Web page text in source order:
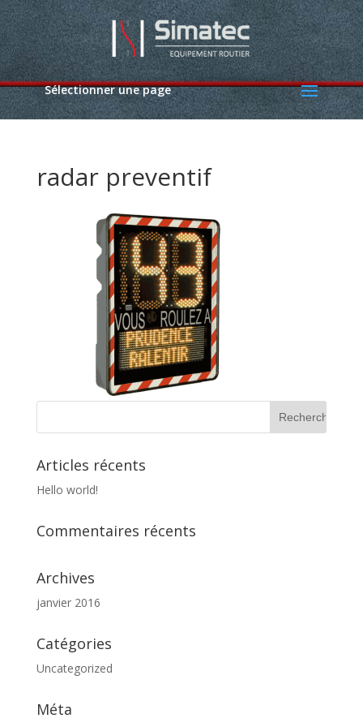
Sélectionner une page
radar preventif
Articles récents
Hello world!
Commentaires récents
Archives
janvier 2016
Catégories
Uncategorized
Méta